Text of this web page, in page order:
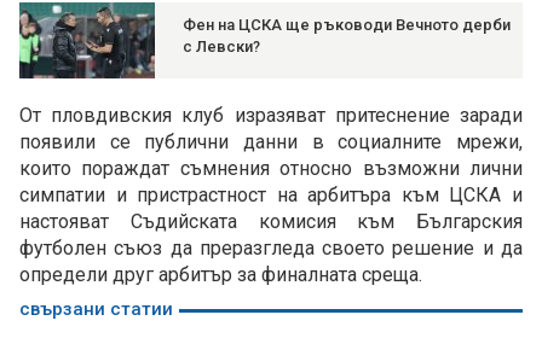
Фен на ЦСКА ще ръководи Вечното дерби
с Левски?
От пловдивския клуб изразяват притеснение заради
появили се публични данни в социалните мрежи,
които пораждат съмнения относно възможни лични
симпатии и пристрастност на арбитъра към ЦСКА и
настояват Съдийската комисия към Българския
футболен съюз да преразгледа своето решение и да
определи друг арбитър за финалната среща.
свързани статии